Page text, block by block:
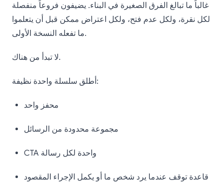
غالباً ما تبالغ الفرق الصغيرة في البناء. يضيفون فروعاً منفصلة
لكل نقرة، ولكل عدم فتح، ولكل اعتراض ممكن قبل أن يتعلموا
ما تفعله النسخة الأولى.
لا تبدأ من هناك.
أطلق سلسلة واحدة نظيفة:
محفز واحد
مجموعة محدودة من الرسائل
CTA واحدة لكل رسالة
قاعدة توقف عندما يرد شخص ما أو يكمل الإجراء المقصود